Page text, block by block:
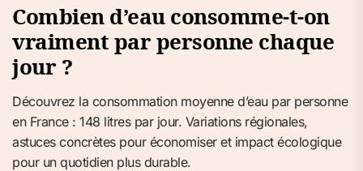
Combien d’eau consomme-t-on
vraiment par personne chaque
jour ?
Découvrez la consommation moyenne d’eau par personne
en France : 148 litres par jour. Variations régionales,
astuces concrètes pour économiser et impact écologique
pour un quotidien plus durable.